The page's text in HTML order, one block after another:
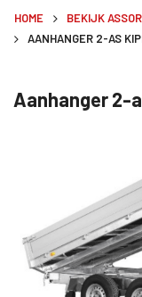
HOME
BEKIJK
AANHANGER 2-AS
Aanhanger 2-